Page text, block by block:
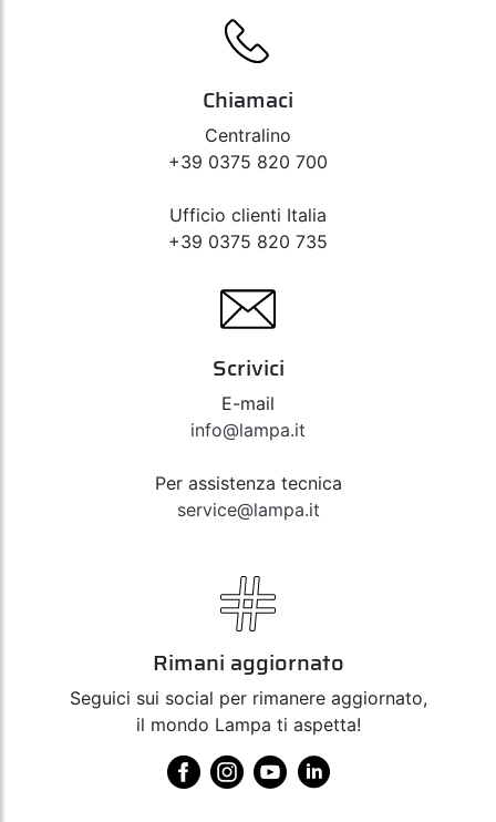
Chiamaci
Centralino
+39 0375 820 700
Ufficio clienti Italia
+39 0375 820 735
Scrivici
E-mail
info@lampa.it
Per assistenza tecnica
service@lampa.it
Rimani aggiornato
Seguici sui social per rimanere aggiornato,
il mondo Lampa ti aspetta!